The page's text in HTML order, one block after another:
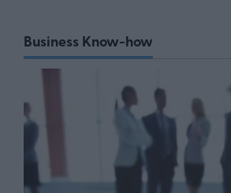
Business Know-how